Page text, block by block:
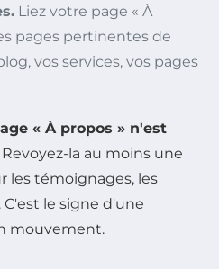
Liez votre page « À
pages pertinentes de
vos services, vos pages
« À propos » n'est
Revoyez-la au moins une
les témoignages, les
C'est le signe d'une
mouvement.